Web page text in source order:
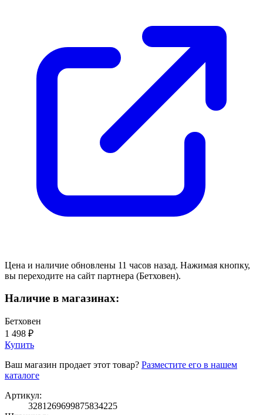
Цена и наличие обновлены 11 часов назад. Нажимая кнопку,
вы переходите на сайт партнера (Бетховен).
Наличие в магазинах:
Бетховен
1 498 ₽
Купить
Ваш магазин продает этот товар? Разместите его в нашем
каталоге
Артикул:
3281269699875834225